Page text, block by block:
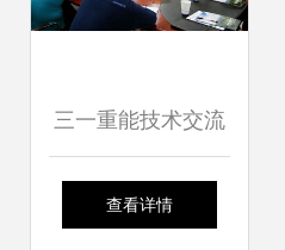
三一重能技术交流
第二站 走进中南
查看详情